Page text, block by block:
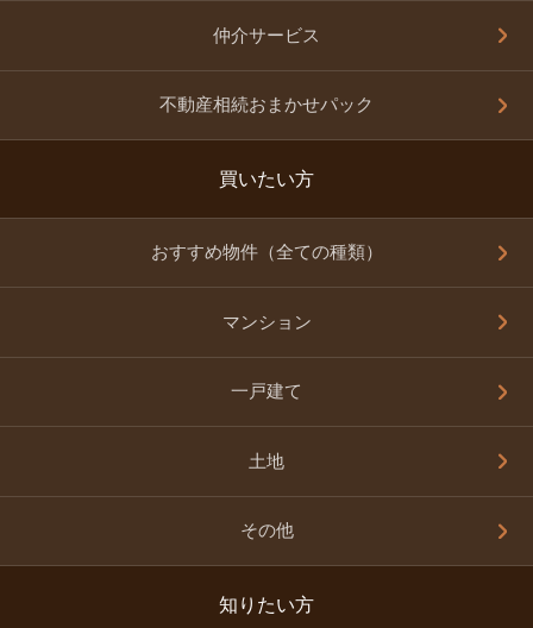
仲介サービス
不動産相続おまかせパック
買いたい方
おすすめ物件（全ての種類）
マンション
一戸建て
土地
その他
知りたい方